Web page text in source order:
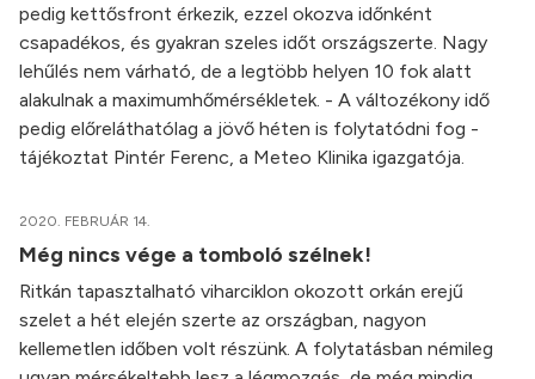
pedig kettősfront érkezik, ezzel okozva időnként
csapadékos, és gyakran szeles időt országszerte. Nagy
lehűlés nem várható, de a legtöbb helyen 10 fok alatt
alakulnak a maximumhőmérsékletek. - A változékony idő
pedig előreláthatólag a jövő héten is folytatódni fog -
tájékoztat Pintér Ferenc, a Meteo Klinika igazgatója.
2020. FEBRUÁR 14.
Még nincs vége a tomboló szélnek!
Ritkán tapasztalható viharciklon okozott orkán erejű
szelet a hét elején szerte az országban, nagyon
kellemetlen időben volt részünk. A folytatásban némileg